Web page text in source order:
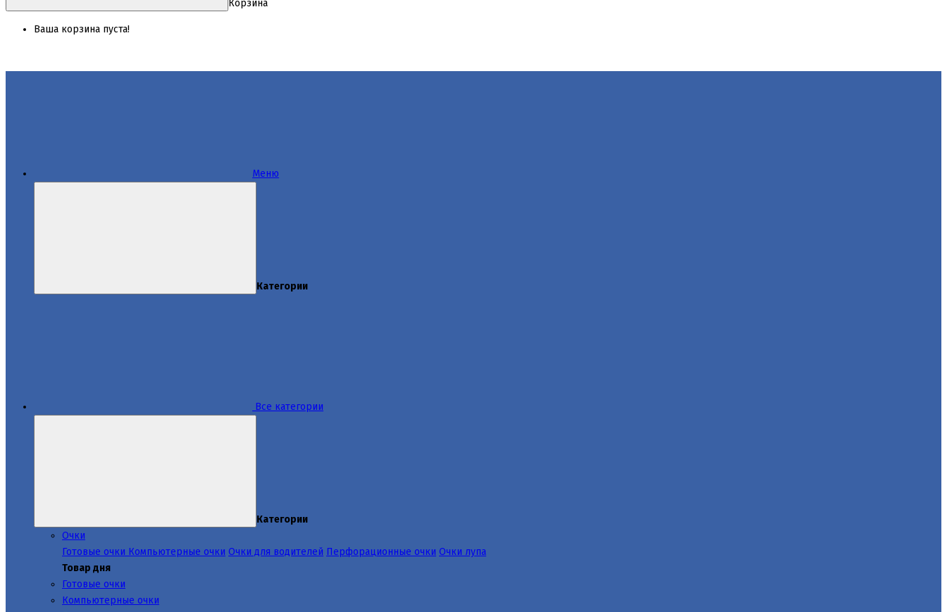
Корзина
Ваша корзина пуста!
Меню
Категории
Все категории
Категории
Очки
Готовые очки Компьютерные очки Очки для водителей Перфорационные очки Очки лупа
Товар дня
Готовые очки
Компьютерные очки